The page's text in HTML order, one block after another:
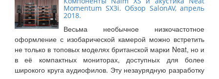
Momentum SX3i. Обзор SalonAV, апрель
2018.
Весьма необычное низкочастотное
оформление с изобарической камерой можно встретить
не только в топовых моделях британской марки Neat, но и
в её компактных мониторах, доступных для более
широкого круга аудиофилов. Эту незаурядную разработку